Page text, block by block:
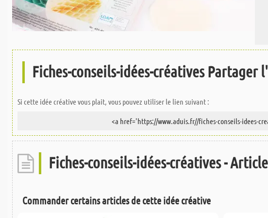
Fiches-conseils-idées-créatives
Si cette idée créative vous plait, vous pouvez utiliser le lien suivant :
Fiches-conseils-idées-créatives -
Commander certains articles de cette idée créative